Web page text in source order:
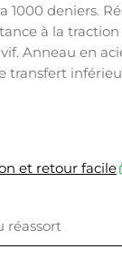
1000 deniers.
à la
Anneau en
transfert
et retour facile
réassort